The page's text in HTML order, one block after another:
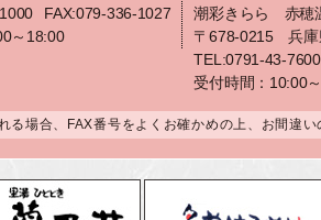
FAX:079-336-1027
～18:00
潮彩きらら 赤
〒678-0215 兵庫
TEL:0791-43-7600
受付時間：10:00
る場合、FAX番号をよくお確かめの上、お間違い